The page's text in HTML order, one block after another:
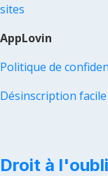
sites
AppLovin
Politique de
Désinscription facile
Droit à l'oubli